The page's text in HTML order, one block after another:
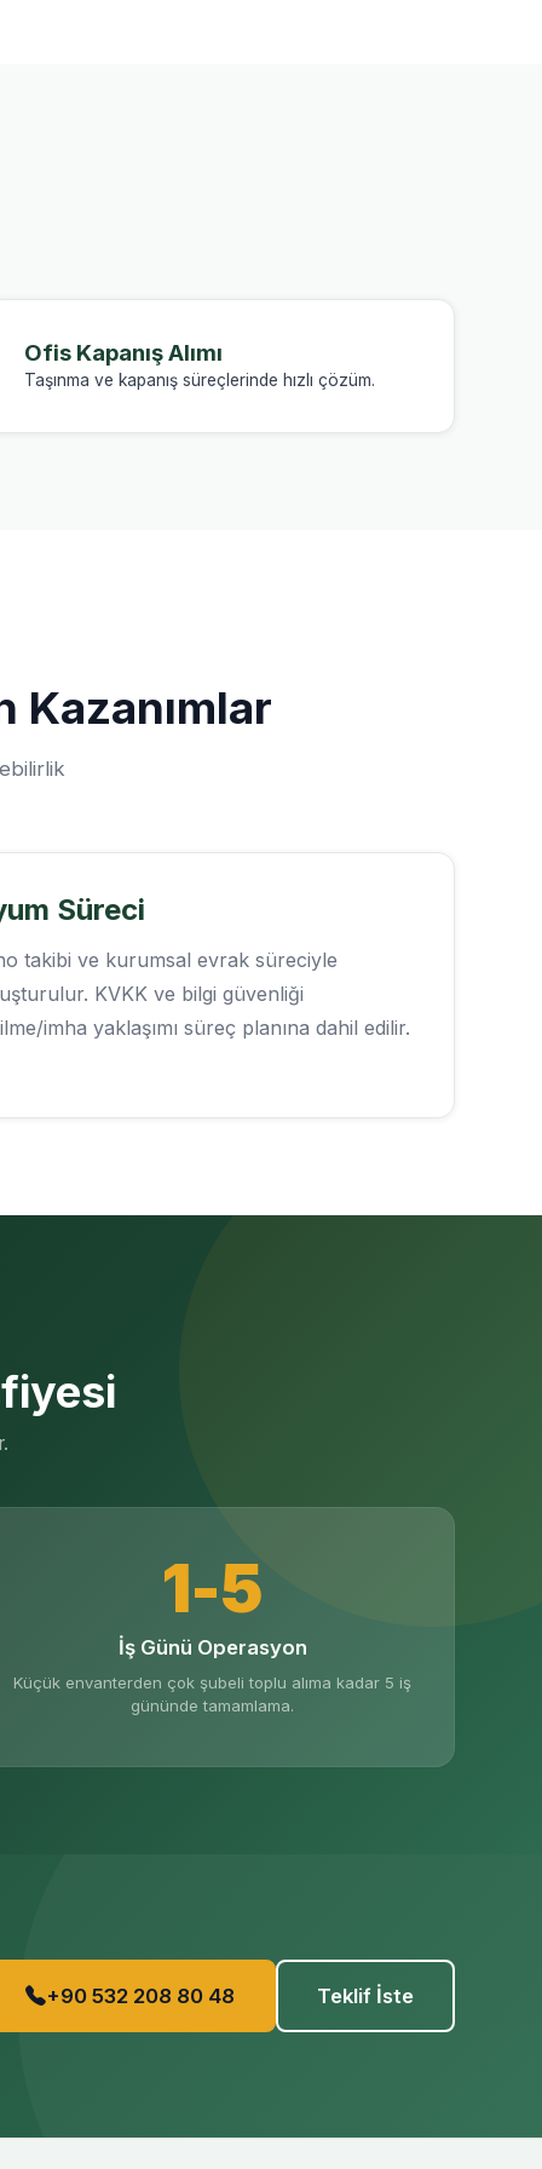
Ofis Kapanış Alımı
Taşınma ve kapanış süreçlerinde hızlı çözüm.
Kazanımlar
Süreci
takibi ve kurumsal evrak süreciyle
KVKK ve bilgi güvenliği
imha yaklaşımı süreç planına dahil edilir.
1-5
İş Günü Operasyon
Küçük envanterden çok şubeli toplu alıma kadar 5 iş
gününde tamamlama.
+90 532 208 80 48 Teklif İste